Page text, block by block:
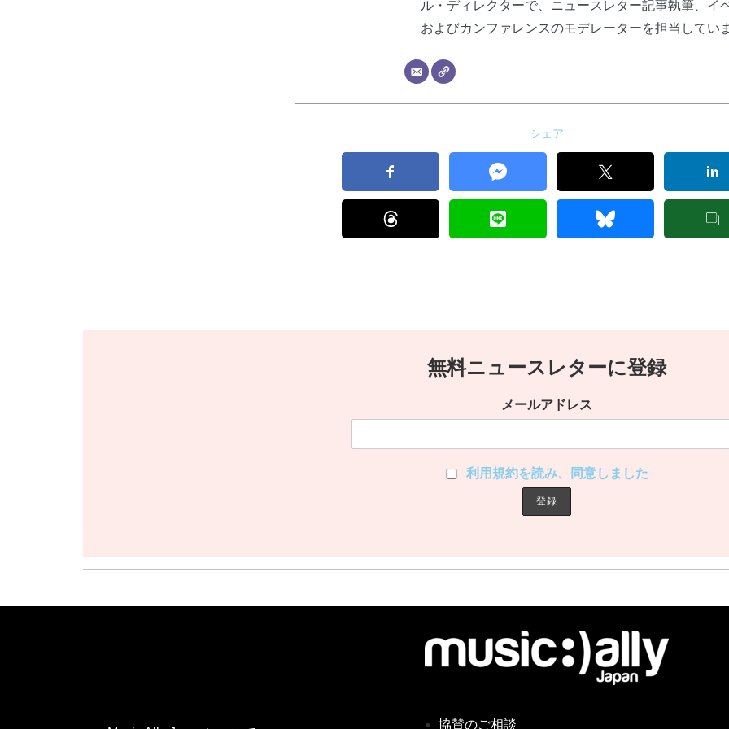
ル・ディレクターで、ニュースレター記事執筆、イ
およびカンファレンスのモデレーターを担当してい
シェア
無料ニュースレターに登録
メールアドレス
利用規約を読み、同意しました
協賛のご相談